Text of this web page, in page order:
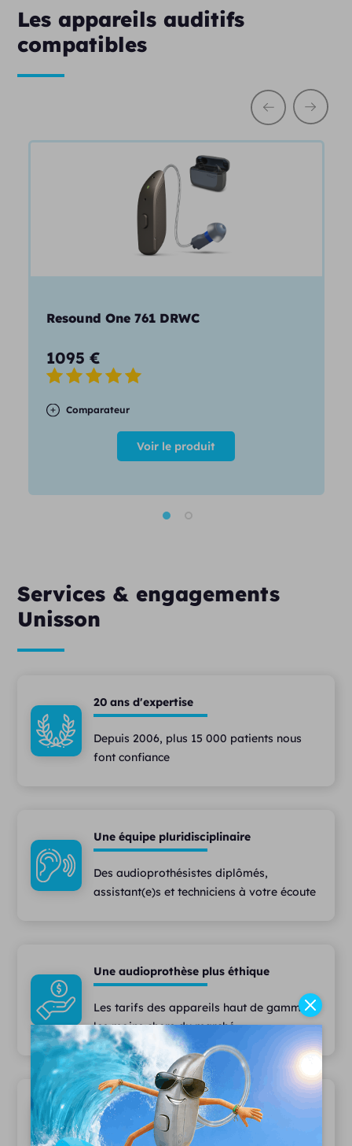
3D.
Ce chargeur vous séduira tant par son design élégant
que discret.
Les appareils auditifs
compatibles
Resound One 761 DRWC
1095 €
Comparateur
Voir le produit
Services & engagements
Unisson
20 ans d'expertise
Depuis 2006, plus 15 000 patients nous
font confiance
Une équipe pluridisciplinaire
Des audioprothésistes diplômés,
assistant(e)s et techniciens à votre écoute
Une audioprothèse plus éthique
Les tarifs des appareils haut de gamme
les moins chers du marché
Le plus large choix d'appareils auditifs
Plus de 1000 modèles disponibles